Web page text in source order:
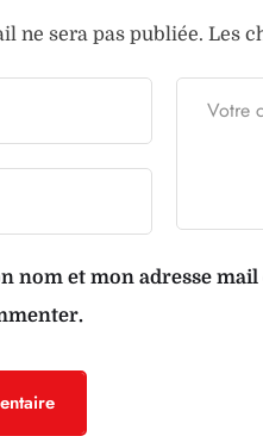
ne sera pas publiée. Les
nom et mon adresse